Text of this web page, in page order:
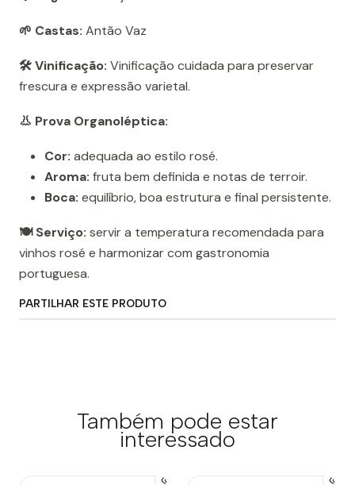
🌱 Castas: Antão Vaz
🛠️ Vinificação: Vinificação cuidada para preservar
frescura e expressão varietal.
👃 Prova Organoléptica:
Cor: adequada ao estilo rosé.
Aroma: fruta bem definida e notas de terroir.
Boca: equilíbrio, boa estrutura e final persistente.
🍽️ Serviço: servir a temperatura recomendada para
vinhos rosé e harmonizar com gastronomia
portuguesa.
PARTILHAR ESTE PRODUTO
Também pode estar
interessado